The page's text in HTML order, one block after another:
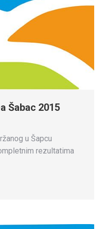
Šabac 2015
u Šapcu
rezultatima